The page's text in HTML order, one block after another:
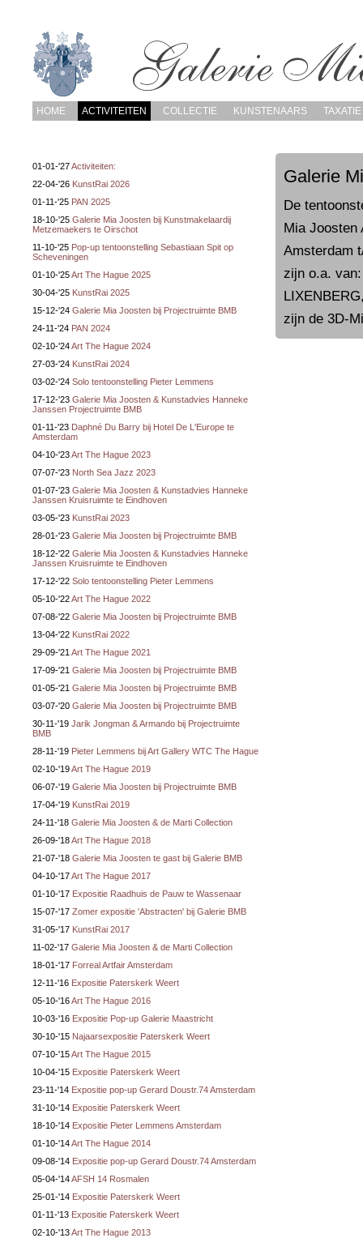
HOME ACTIVITEITEN COLLECTIE KUNSTENAARS TAXATIE
01-01-'27Activiteiten:
22-04-'26 KunstRai 2026
01-11-'25 PAN 2025
18-10-'25 Galerie Mia Joosten bij Kunstmakelaardij
Metzemaekers te Oirschot
11-10-'25 Pop-up tentoonstelling Sebastiaan Spit op
Scheveningen
01-10-'25Art The Hague 2025
30-04-'25 KunstRai 2025
15-12-'24 Galerie Mia Joosten bij Projectruimte BMB
24-11-'24 PAN 2024
02-10-'24Art The Hague 2024
27-03-'24 KunstRai 2024
03-02-'24 Solo tentoonstelling Pieter Lemmens
17-12-'23 Galerie Mia Joosten & Kunstadvies Hanneke
Janssen Projectruimte BMB
01-11-'23 Daphné Du Barry bij Hotel De L'Europe te
Amsterdam
04-10-'23Art The Hague 2023
07-07-'23 North Sea Jazz 2023
01-07-'23 Galerie Mia Joosten & Kunstadvies Hanneke
Janssen Kruisruimte te Eindhoven
03-05-'23 KunstRai 2023
28-01-'23 Galerie Mia Joosten bij Projectruimte BMB
18-12-'22 Galerie Mia Joosten & Kunstadvies Hanneke
Janssen Kruisruimte te Eindhoven
17-12-'22 Solo tentoonstelling Pieter Lemmens
05-10-'22Art The Hague 2022
07-08-'22 Galerie Mia Joosten bij Projectruimte BMB
13-04-'22 KunstRai 2022
29-09-'21 Art The Hague 2021
17-09-'21 Galerie Mia Joosten bij Projectruimte BMB
01-05-'21 Galerie Mia Joosten bij Projectruimte BMB
03-07-'20 Galerie Mia Joosten bij Projectruimte BMB
30-11-'19 Jarik Jongman & Armando bij Projectruimte
BMB
28-11-'19 Pieter Lemmens bij Art Gallery WTC The Hague
02-10-'19Art The Hague 2019
06-07-'19 Galerie Mia Joosten bij Projectruimte BMB
17-04-'19 KunstRai 2019
24-11-'18 Galerie Mia Joosten & de Marti Collection
26-09-'18Art The Hague 2018
21-07-'18 Galerie Mia Joosten te gast bij Galerie BMB
04-10-'17Art The Hague 2017
01-10-'17 Expositie Raadhuis de Pauw te Wassenaar
15-07-'17 Zomer expositie 'Abstracten' bij Galerie BMB
31-05-'17 KunstRai 2017
11-02-'17 Galerie Mia Joosten & de Marti Collection
18-01-'17 Forreal Artfair Amsterdam
12-11-'16 Expositie Paterskerk Weert
05-10-'16Art The Hague 2016
10-03-'16 Expositie Pop-up Galerie Maastricht
30-10-'15 Najaarsexpositie Paterskerk Weert
07-10-'15Art The Hague 2015
10-04-'15 Expositie Paterskerk Weert
23-11-'14 Expositie pop-up Gerard Doustr.74 Amsterdam
31-10-'14 Expositie Paterskerk Weert
18-10-'14 Expositie Pieter Lemmens Amsterdam
01-10-'14Art The Hague 2014
09-08-'14 Expositie pop-up Gerard Doustr.74 Amsterdam
05-04-'14AFSH 14 Rosmalen
25-01-'14 Expositie Paterskerk Weert
01-11-'13 Expositie Paterskerk Weert
02-10-'13Art The Hague 2013
Galerie
De
Mia Joosten
Amsterdam
zijn o.a.
zijn de 3D-